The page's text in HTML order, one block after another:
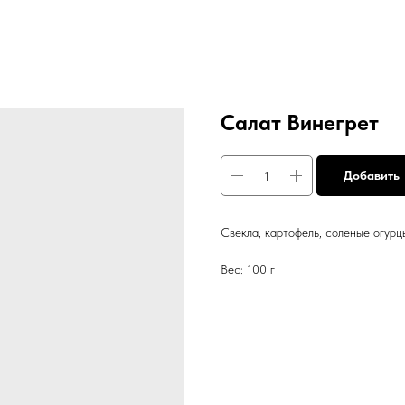
Салат Винегрет
Добавить
Свекла, картофель, соленые
Вес: 100 г